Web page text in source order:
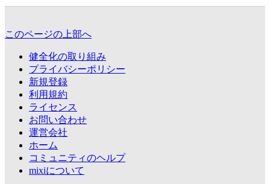
このページの上部へ
健全化の取り組み
プライバシーポリシー
新規登録
利用規約
ライセンス
お問い合わせ
運営会社
ホーム
コミュニティのヘルプ
mixiについて